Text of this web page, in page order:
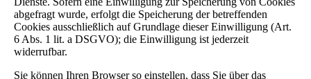
abgefragt wurde, erfolgt die Speicherung der betreffenden
Cookies ausschließlich auf Grundlage dieser Einwilligung (Art.
6 Abs. 1 lit. a DSGVO); die Einwilligung ist jederzeit
widerrufbar.
Sie können Ihren Browser so einstellen, dass Sie über das